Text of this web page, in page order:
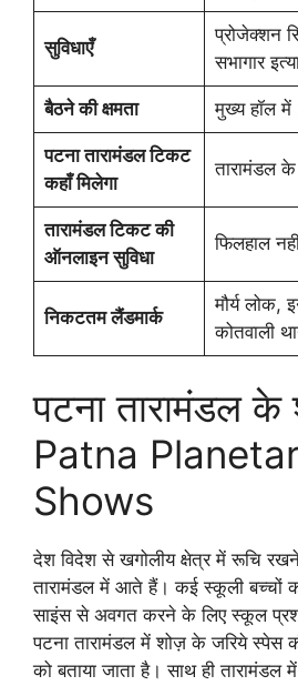
सुविधाएँ
प्रोजेक्शन
सभागार
बैठने की क्षमता मुख्य हॉल में
पटना तारामंडल टिकट
कहाँ मिलेगा
तारामंडल
तारामंडल टिकट की
ऑनलाइन सुविधा
फिलहाल
निकटतम लैंडमार्क
मौर्य लोक,
कोतवाली
पटना तारामंडल के
Patna
Shows
देश विदेश से खगोलीय क्षेत्र में रूचि
तारामंडल में आते हैं। कई स्कूली बच्चों
साइंस से अवगत करने के लिए स्कूल
पटना तारामंडल में शोज़ के जरिये स्पेस
को बताया जाता है। साथ ही